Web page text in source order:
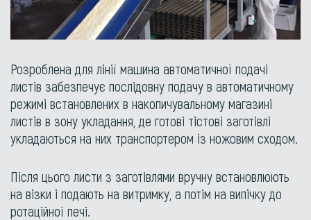
Розроблена для лінії машина автоматичної подачі
листів забезпечує послідовну подачу в автоматичному
режимі встановлених в накопичувальному магазині
листів в зону укладання, де готові тістові заготівлі
укладаються на них транспортером із ножовим сходом.
Після цього листи з заготівлями вручну встановлюють
на візки і подають на витримку, а потім на випічку до
ротаційної печі.